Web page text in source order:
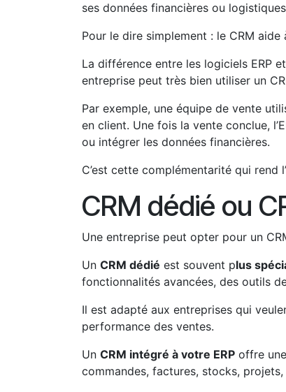
ses données financières ou
Pour le dire simplement : le CRM
La différence entre les logiciels ERP
entreprise peut très bien utiliser un
Par exemple, une équipe de vente
en client. Une fois la vente conclue,
ou intégrer les données financières.
C’est cette complémentarité qui rend
CRM dédié ou
Une entreprise peut opter pour un
Un CRM dédié est souvent plus
fonctionnalités avancées, des outils
Il est adapté aux entreprises qui
performance des ventes.
Un CRM intégré à votre ERP offre
commandes, factures, stocks,